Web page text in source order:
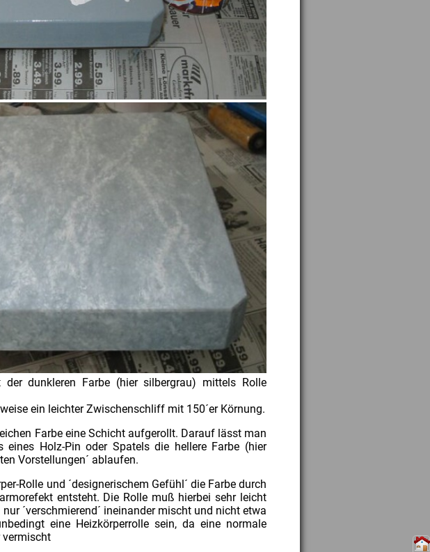
dunkleren Farbe (hier silbergrau) mittels Rolle
ein leichter Zwischenschliff mit 150´er Körnung.
Farbe eine Schicht aufgerollt. Darauf lässt man
Holz-Pin oder Spatels die hellere Farbe (hier
Vorstellungen´ ablaufen.
Rolle und ´designerischem Gefühl´ die Farbe durch
entsteht. Die Rolle muß hierbei sehr leicht
´verschmierend´ ineinander mischt und nicht etwa
eine Heizkörperrolle sein, da eine normale
vermischt